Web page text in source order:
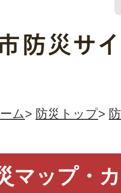
ム 防災トップ
マップ・